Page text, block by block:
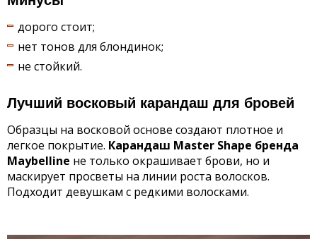
дорого стоит;
нет тонов для блондинок;
не стойкий.
Лучший восковый карандаш для бровей
Образцы на восковой основе создают плотное и
легкое покрытие. Карандаш Master Shape бренда
Maybelline не только окрашивает брови, но и
маскирует просветы на линии роста волосков.
Подходит девушкам с редкими волосками.